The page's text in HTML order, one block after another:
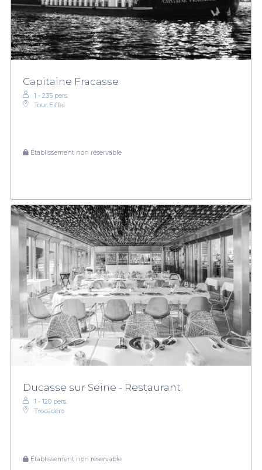
occasion de goûter aux bons vins et aux cocktails pour
accompagner votre assiette. À la carte vous trouverez tout ce
qui est gastronomie française. Venez déguster les meilleurs
maquereaux de la capitale et terminez votre repas avec de
délicieux desserts. Pas une minute à perdre, les péniches
anniversaires, etc. De plus, elles sont très demandées alors faites
vite votre réservation. Nous vous attendons avec impatience.
Découvrez également notre guide de réservation de
Capitaine Fracasse
1 - 235 pers.
Tour Eiffel
Établissement non réservable
Ducasse sur Seine - Restaurant
1 - 120 pers.
Trocadéro
Établissement non réservable